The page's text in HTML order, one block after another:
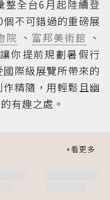
整全台6月起陸續登
不可錯過的重磅展
院 、 富邦美術館 、
你提前規劃暑假行
際級展覽所帶來的
精隨，用輕鬆且幽
有趣之處。